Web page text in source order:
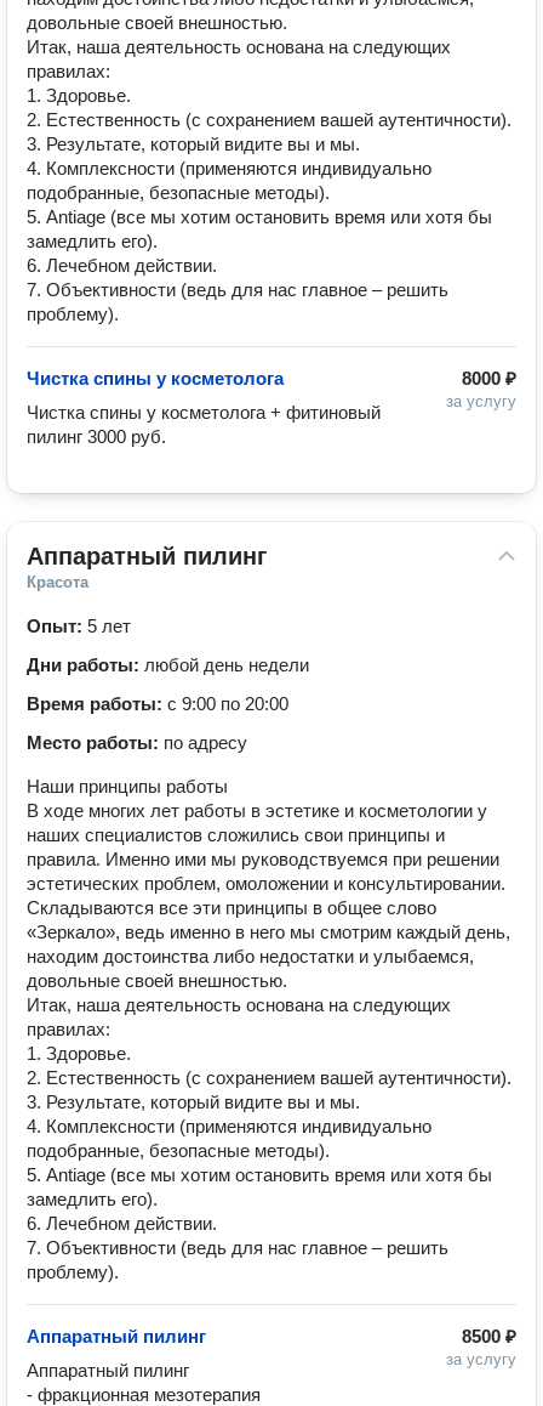
довольные своей внешностью.
Итак, наша деятельность основана на следующих
правилах:
1. Здоровье.
2. Естественность (с сохранением вашей аутентичности).
3. Результате, который видите вы и мы.
4. Комплексности (применяются индивидуально
подобранные, безопасные методы).
5. Аntiage (все мы хотим остановить время или хотя бы
замедлить его).
6. Лечебном действии.
7. Объективности (ведь для нас главное – решить
проблему).
8000 ₽
за услугу
Чистка спины у косметолога
Чистка спины у косметолога + фитиновый
пилинг 3000 руб.
Аппаратный пилинг
Красота
Опыт: 5 лет
Дни работы: любой день недели
Время работы: с 9:00 по 20:00
Место работы: по адресу
Наши принципы работы
В ходе многих лет работы в эстетике и косметологии у
наших специалистов сложились свои принципы и
правила. Именно ими мы руководствуемся при решении
эстетических проблем, омоложении и консультировании.
Складываются все эти принципы в общее слово
«Зеркало», ведь именно в него мы смотрим каждый день,
находим достоинства либо недостатки и улыбаемся,
довольные своей внешностью.
Итак, наша деятельность основана на следующих
правилах:
1. Здоровье.
2. Естественность (с сохранением вашей аутентичности).
3. Результате, который видите вы и мы.
4. Комплексности (применяются индивидуально
подобранные, безопасные методы).
5. Аntiage (все мы хотим остановить время или хотя бы
замедлить его).
6. Лечебном действии.
7. Объективности (ведь для нас главное – решить
проблему).
8500 ₽
за услугу
Аппаратный пилинг
Аппаратный пилинг
- фракционная мезотерапия